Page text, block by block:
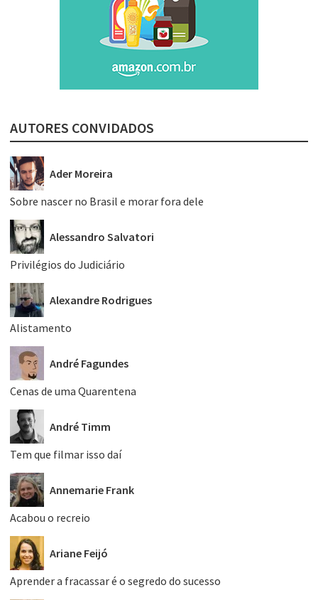
AUTORES CONVIDADOS
Ader Moreira
Sobre nascer no Brasil e morar fora dele
Alessandro Salvatori
Privilégios do Judiciário
Alexandre Rodrigues
Alistamento
André Fagundes
Cenas de uma Quarentena
André Timm
Tem que filmar isso daí
Annemarie Frank
Acabou o recreio
Ariane Feijó
Aprender a fracassar é o segredo do sucesso